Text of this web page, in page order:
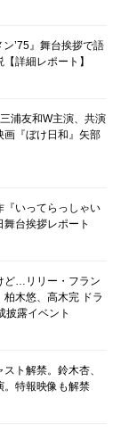
’75』舞台挨拶で語
詳細レポート】
浦友和W主演、共演
画『ぼけ日和』矢部
『いってらっしゃい
台挨拶レポート
ど…リリー・フラン
木悠、高木完 ドラ
披露イベント
ト解禁。鈴木杏、
。特報映像も解禁